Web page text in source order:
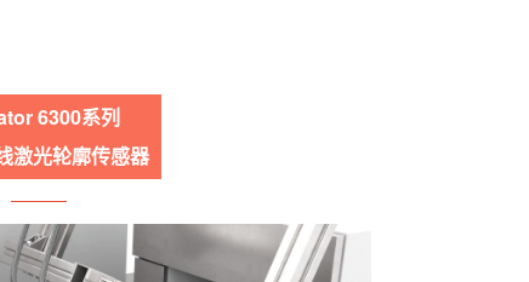
6300系列
激光轮廓传感器